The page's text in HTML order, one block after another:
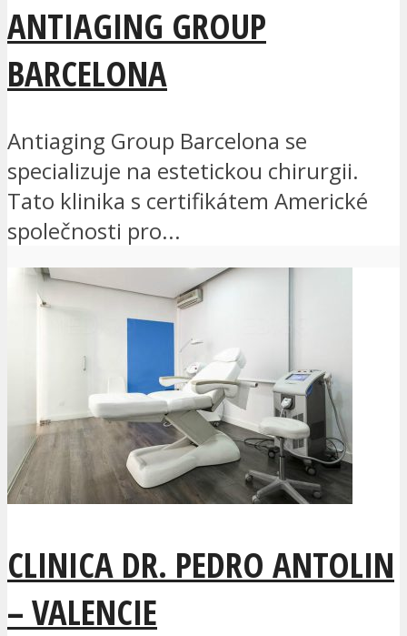
ANTIAGING GROUP
BARCELONA
Antiaging Group Barcelona se
specializuje na estetickou chirurgii.
Tato klinika s certifikátem Americké
společnosti pro...
CLINICA DR. PEDRO ANTOLIN
– VALENCIE